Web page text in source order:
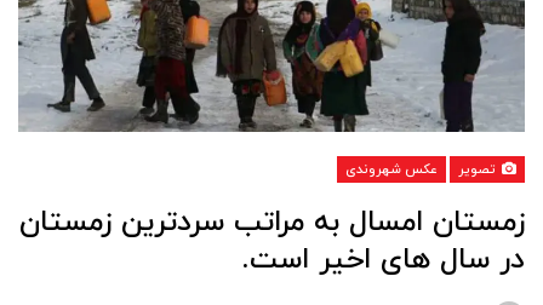
تصویر عکس شهروندی
‏زمستان امسال به مراتب سردترین زمستان
در سال های اخیر است.